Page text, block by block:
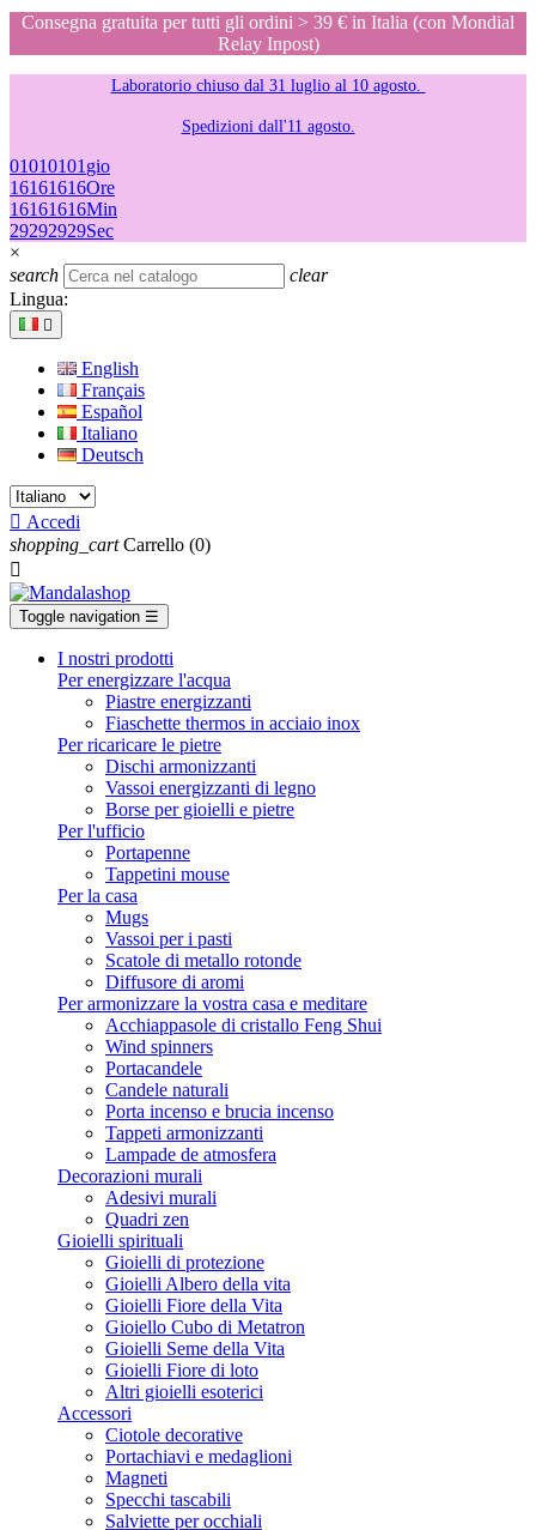
Consegna gratuita per tutti gli ordini > 39 € in Italia (con Mondial
Relay Inpost)
Laboratorio chiuso dal 31 luglio al 10 agosto.
Spedizioni dall'11 agosto.
01010101 gio
16161616Ore
16161616Min
29292929Sec
×
search
clear
Lingua:

English
Français
Español
Italiano
Deutsch
 Accedi
shopping_cart Carrello (0)

Toggle navigation ☰
I nostri prodotti
Per energizzare l'acqua
Piastre energizzanti
Fiaschette thermos in acciaio inox
Per ricaricare le pietre
Dischi armonizzanti
Vassoi energizzanti di legno
Borse per gioielli e pietre
Per l'ufficio
Portapenne
Tappetini mouse
Per la casa
Mugs
Vassoi per i pasti
Scatole di metallo rotonde
Diffusore di aromi
Per armonizzare la vostra casa e meditare
Acchiappasole di cristallo Feng Shui
Wind spinners
Portacandele
Candele naturali
Porta incenso e brucia incenso
Tappeti armonizzanti
Lampade de atmosfera
Decorazioni murali
Adesivi murali
Quadri zen
Gioielli spirituali
Gioielli di protezione
Gioielli Albero della vita
Gioielli Fiore della Vita
Gioiello Cubo di Metatron
Gioielli Seme della Vita
Gioielli Fiore di loto
Altri gioielli esoterici
Accessori
Ciotole decorative
Portachiavi e medaglioni
Magneti
Specchi tascabili
Salviette per occhiali